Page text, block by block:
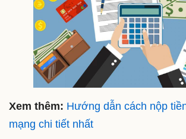
Xem thêm: Hướng dẫn cách nộp
mạng chi tiết nhất